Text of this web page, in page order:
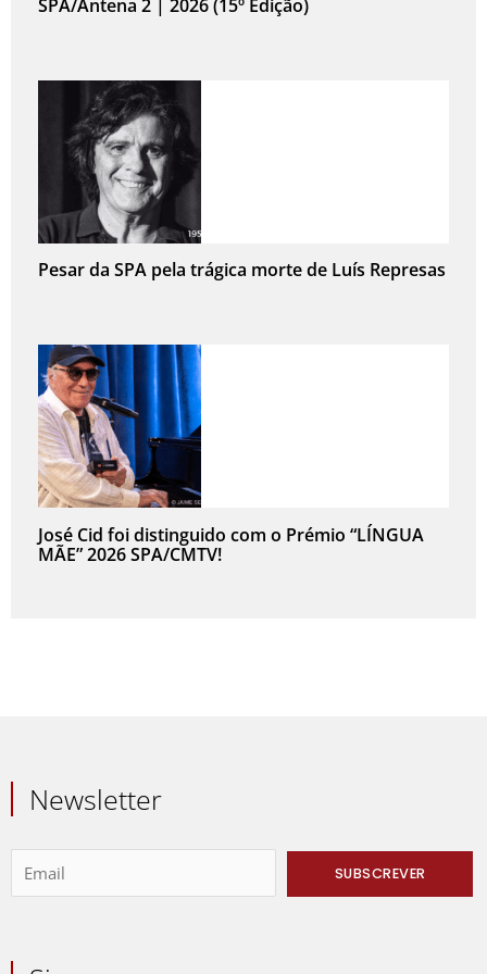
SPA/Antena 2 | 2026 (15º Edição)
Pesar da SPA pela trágica morte de Luís Represas
José Cid foi distinguido com o Prémio “LÍNGUA
MÃE” 2026 SPA/CMTV!
Newsletter